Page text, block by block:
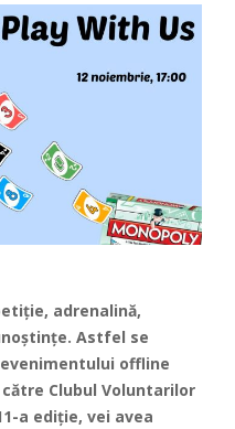
adrenalină,
Astfel se
offline
Clubul Voluntarilor
a ediție, vei avea